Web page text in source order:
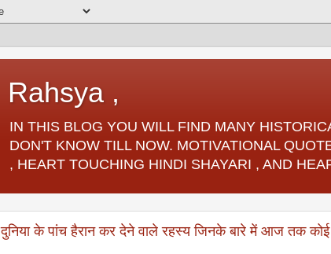
Rahsya ,
IN THIS BLOG YOU WILL FIND MANY
DON'T KNOW TILL NOW. MOTIVATIONAL
, HEART TOUCHING HINDI SHAYARI , AND
दुनिया के पांच हैरान कर देने वाले रहस्य जिनके बारे में आज तक कोई